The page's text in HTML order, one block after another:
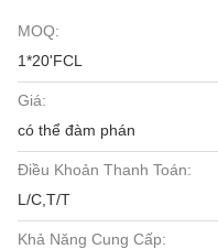
MOQ:
1*20'FCL
Giá:
có thể đàm phán
Điều Khoản Thanh Toán:
L/C,T/T
Khả Năng Cung Cấp: